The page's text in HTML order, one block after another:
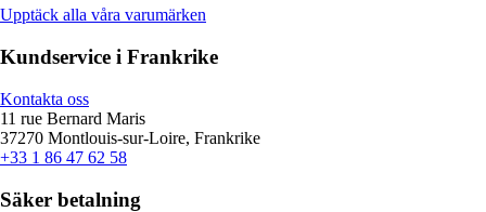
Upptäck alla våra varumärken
Kundservice i Frankrike
Kontakta oss
11 rue Bernard Maris
37270 Montlouis-sur-Loire, Frankrike
+33 1 86 47 62 58
Säker betalning